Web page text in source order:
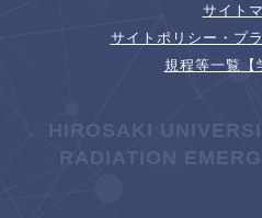
サイト
サイトポリシー・プ
規程等一覧【
HIROSAKI
RADIATION